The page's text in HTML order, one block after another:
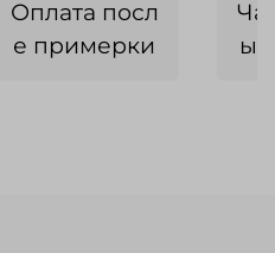
Оплата посл
е примерки